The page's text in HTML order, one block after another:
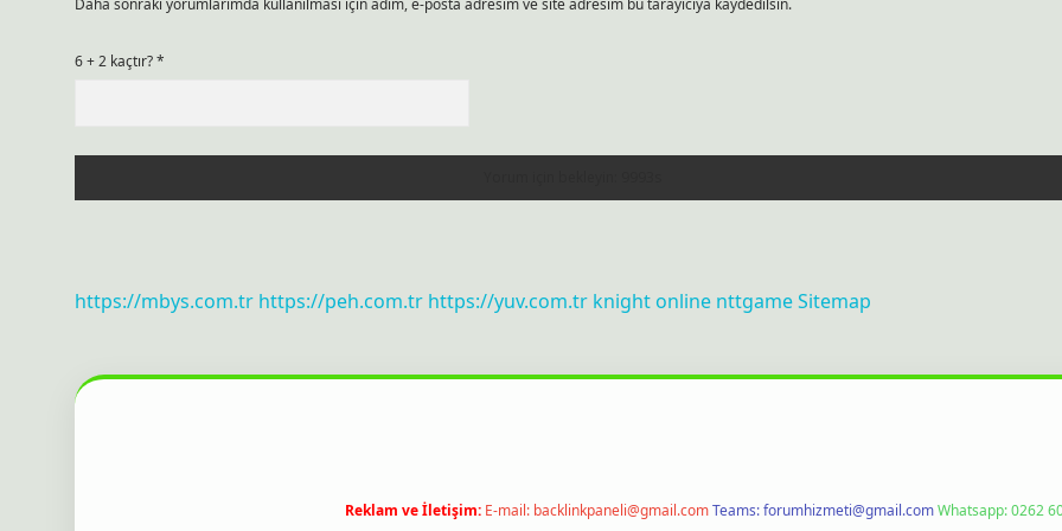
Daha sonraki yorumlarımda kullanılması için adım, e-posta adresim ve site adresim bu tarayıcıya kaydedilsin.
6 + 2 kaçtır?*
https://mbys.com.tr https://peh.com.tr https://yuv.com.tr knight online nttgameSitemap
Reklam ve İletişim: E-mail: backlinkpaneli@gmail.com Teams:forumhizmeti@gmail.com Whatsapp: 0262